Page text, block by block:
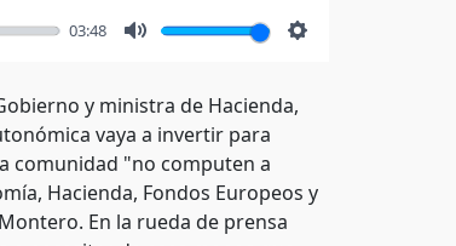
03:48
y ministra de Hacienda,
vaya a invertir para
comunidad "no computen a
Hacienda, Fondos Europeos y
En la rueda de prensa